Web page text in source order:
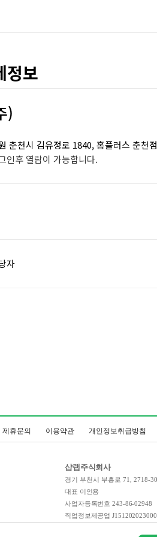
정보
)
춘천시 김유정로 1840, 홈플러스 춘천점
인후 열람이 가능합니다.
자
제휴문의 이용약관 개인정보취급방침
샵랩주식회사
경기 부천시 부흥로 71, 2718-
대표 이인용
사업자등록번호 243-86-02948
직업정보제공업